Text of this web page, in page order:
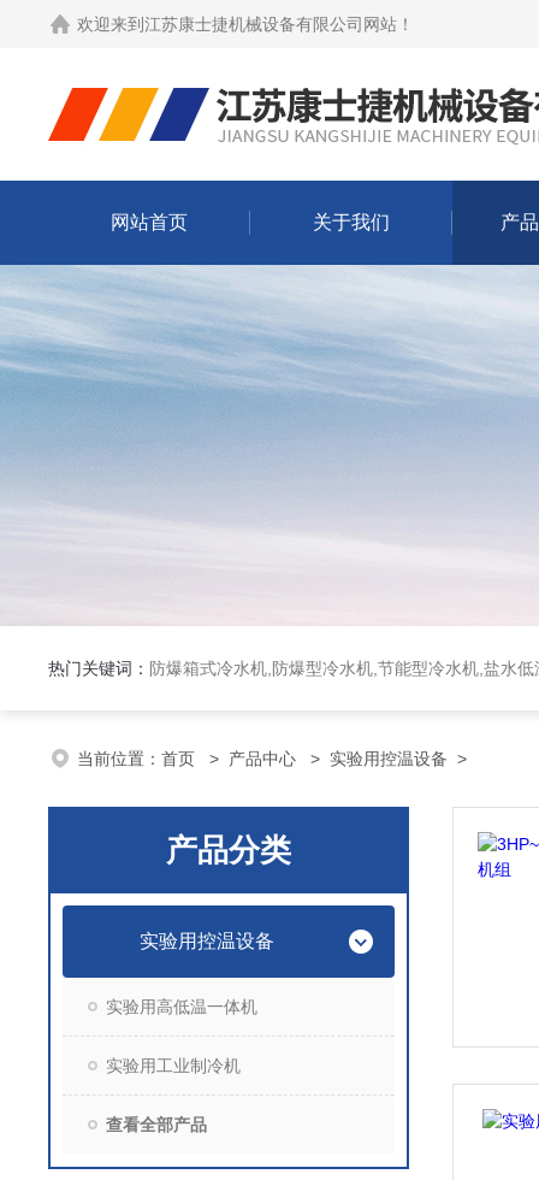
欢迎来到 江苏康士捷机械设备有限公司网站 ！
网站首页 关于我们 产
热门关键词： 防爆箱式冷水机,防爆型冷水机,节能型冷水机,盐水低
当前位置： 首页 > 产品中心 > 实验用控温设备 >
产品分类
实验用控温设备
实验用高低温一体机
实验用工业制冷机
查看全部产品